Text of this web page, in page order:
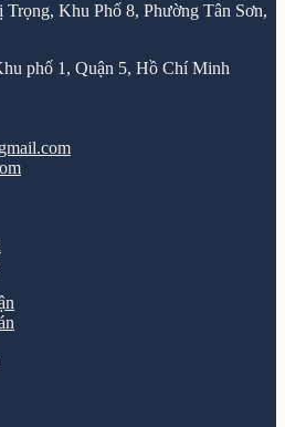
Khu Phố 8, Phường Tân Sơn,
phố 1, Quận 5, Hồ Chí Minh